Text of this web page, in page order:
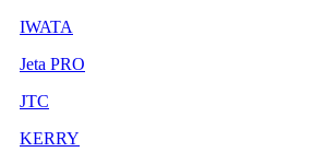
IWATA
Jeta PRO
JTC
KERRY